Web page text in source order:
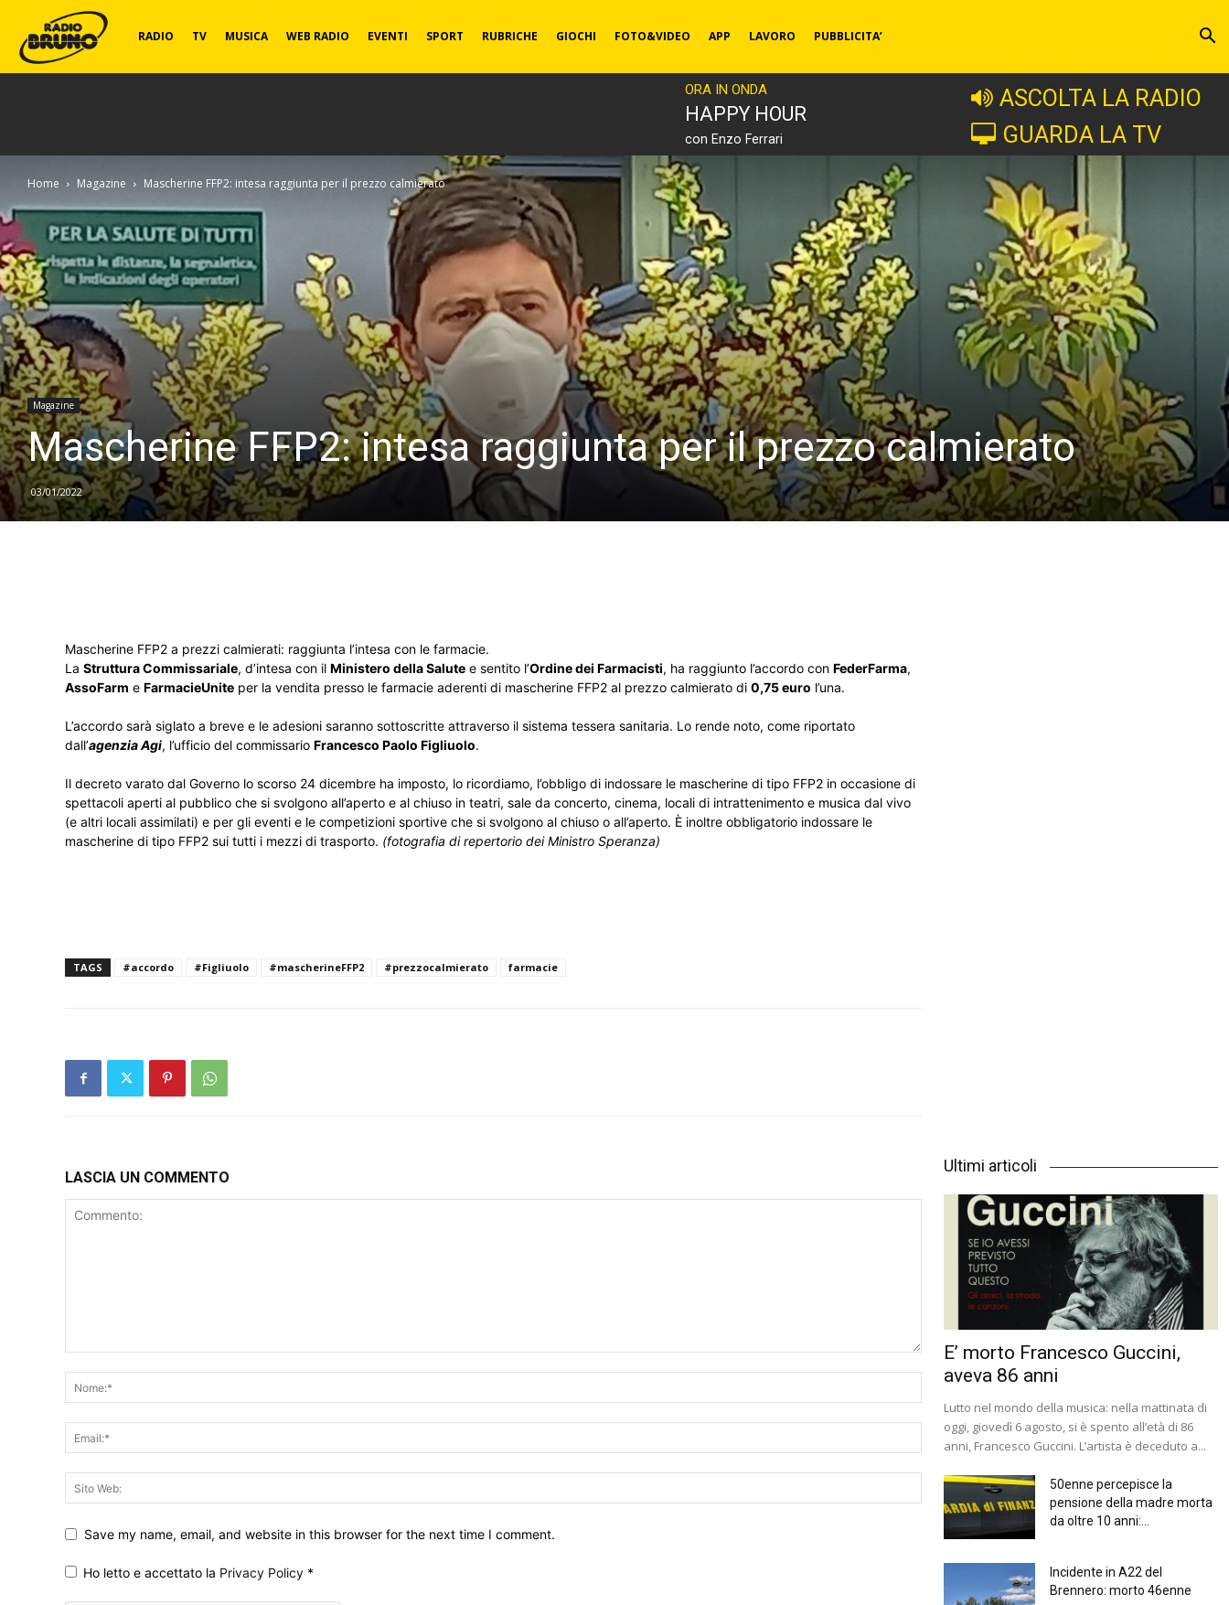
Radio
RADIO TV MUSICA WEB RADIO EVENTI SPORT RUBRICHE GIOCHI FOTO&VIDEO APP LAVORO PUBBLICITA’
ORA IN ONDA
HAPPY HOUR
con Enzo Ferrari
ASCOLTA LA RADIO
GUARDA LA TV
Home Magazine Mascherine FFP2: intesa raggiunta per il prezzo calmierato
Magazine
Mascherine FFP2: intesa raggiunta per il prezzo calmierato
03/01/2022
Mascherine FFP2 a prezzi calmierati: raggiunta l’intesa con le farmacie.
La Struttura Commissariale, d’intesa con il Ministero della Salute e sentito l’Ordine dei Farmacisti, ha raggiunto l’accordo con FederFarma,
AssoFarm e FarmacieUnite per la vendita presso le farmacie aderenti di mascherine FFP2 al prezzo calmierato di 0,75 euro l’una.
L’accordo sarà siglato a breve e le adesioni saranno sottoscritte attraverso il sistema tessera sanitaria. Lo rende noto, come riportato
dall’agenzia Agi, l’ufficio del commissario Francesco Paolo Figliuolo.
Il decreto varato dal Governo lo scorso 24 dicembre ha imposto, lo ricordiamo, l’obbligo di indossare le mascherine di tipo FFP2 in occasione di
spettacoli aperti al pubblico che si svolgono all’aperto e al chiuso in teatri, sale da concerto, cinema, locali di intrattenimento e musica dal vivo
(e altri locali assimilati) e per gli eventi e le competizioni sportive che si svolgono al chiuso o all’aperto. È inoltre obbligatorio indossare le
mascherine di tipo FFP2 sui tutti i mezzi di trasporto. (fotografia di repertorio dei Ministro Speranza)
TAGS #accordo #Figliuolo #mascherineFFP2 #prezzocalmierato farmacie
LASCIA UN COMMENTO
Save my name, email, and website in this browser for the next time I comment.
Ho letto e accettato la Privacy Policy *
Ultimi articoli
E’ morto Francesco Guccini,
aveva 86 anni
Lutto nel mondo della musica: nella mattinata di
oggi, giovedì 6 agosto, si è spento all’età di 86
anni, Francesco Guccini. L’artista è deceduto a...
50enne percepisce la
pensione della madre morta
da oltre 10 anni:...
Incidente in A22 del
Brennero: morto 46enne